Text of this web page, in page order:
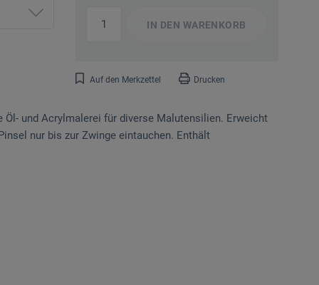
IN DEN WARENKORB
Auf den Merkzettel Drucken
und Acrylmalerei für diverse Malutensilien. Erweicht
nur bis zur Zwinge eintauchen. Enthält